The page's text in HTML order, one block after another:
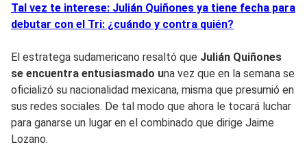
Tal vez te interese: Julián Quiñones ya tiene fecha para
debutar con el Tri: ¿cuándo y contra quién?
El estratega sudamericano resaltó que Julián Quiñones
se encuentra entusiasmado una vez que en la semana se
oficializó su nacionalidad mexicana, misma que presumió en
sus redes sociales. De tal modo que ahora le tocará luchar
para ganarse un lugar en el combinado que dirige Jaime
Lozano.